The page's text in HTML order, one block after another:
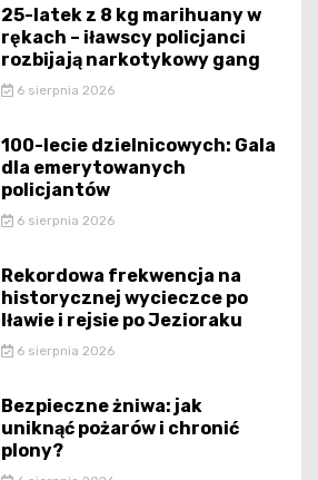
25-latek z 8 kg marihuany w
rękach – iławscy policjanci
rozbijają narkotykowy gang
6 sierpnia 2026
100-lecie dzielnicowych: Gala
dla emerytowanych
policjantów
6 sierpnia 2026
Rekordowa frekwencja na
historycznej wycieczce po
Iławie i rejsie po Jezioraku
6 sierpnia 2026
Bezpieczne żniwa: jak
uniknąć pożarów i chronić
plony?